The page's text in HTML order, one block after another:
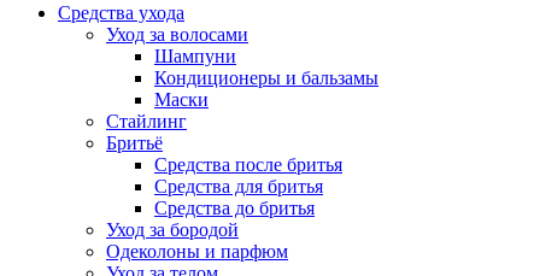
Средства ухода
Уход за волосами
Шампуни
Кондиционеры и бальзамы
Маски
Стайлинг
Бритьё
Средства после бритья
Средства для бритья
Средства до бритья
Уход за бородой
Одеколоны и парфюм